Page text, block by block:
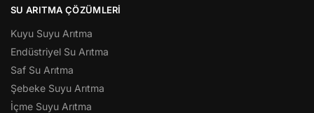
SU ARITMA ÇÖZÜMLERI
Kuyu Suyu Arıtma
Endüstriyel Su Arıtma
Saf Su Arıtma
Şebeke Suyu Arıtma
İçme Suyu Arıtma